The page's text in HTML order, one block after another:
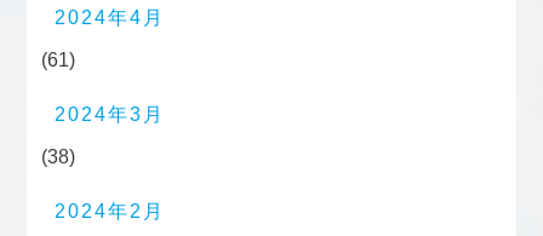
2024年4月
(61)
2024年3月
(38)
2024年2月